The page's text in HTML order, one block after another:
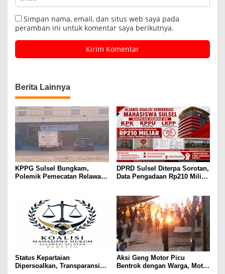
Simpan nama, email, dan situs web saya pada
peramban ini untuk komentar saya berikutnya.
Berita Lainnya
KPPG Sulsel Bungkam,
Polemik Pemecatan Relawan
DPRD Sulsel Diterpa Sorotan,
Data Pengadaan Rp210 Miliar
Status Kepartaian
Dipersoalkan, Transparansi
Aksi Geng Motor Picu
Bentrok dengan Warga, Motor